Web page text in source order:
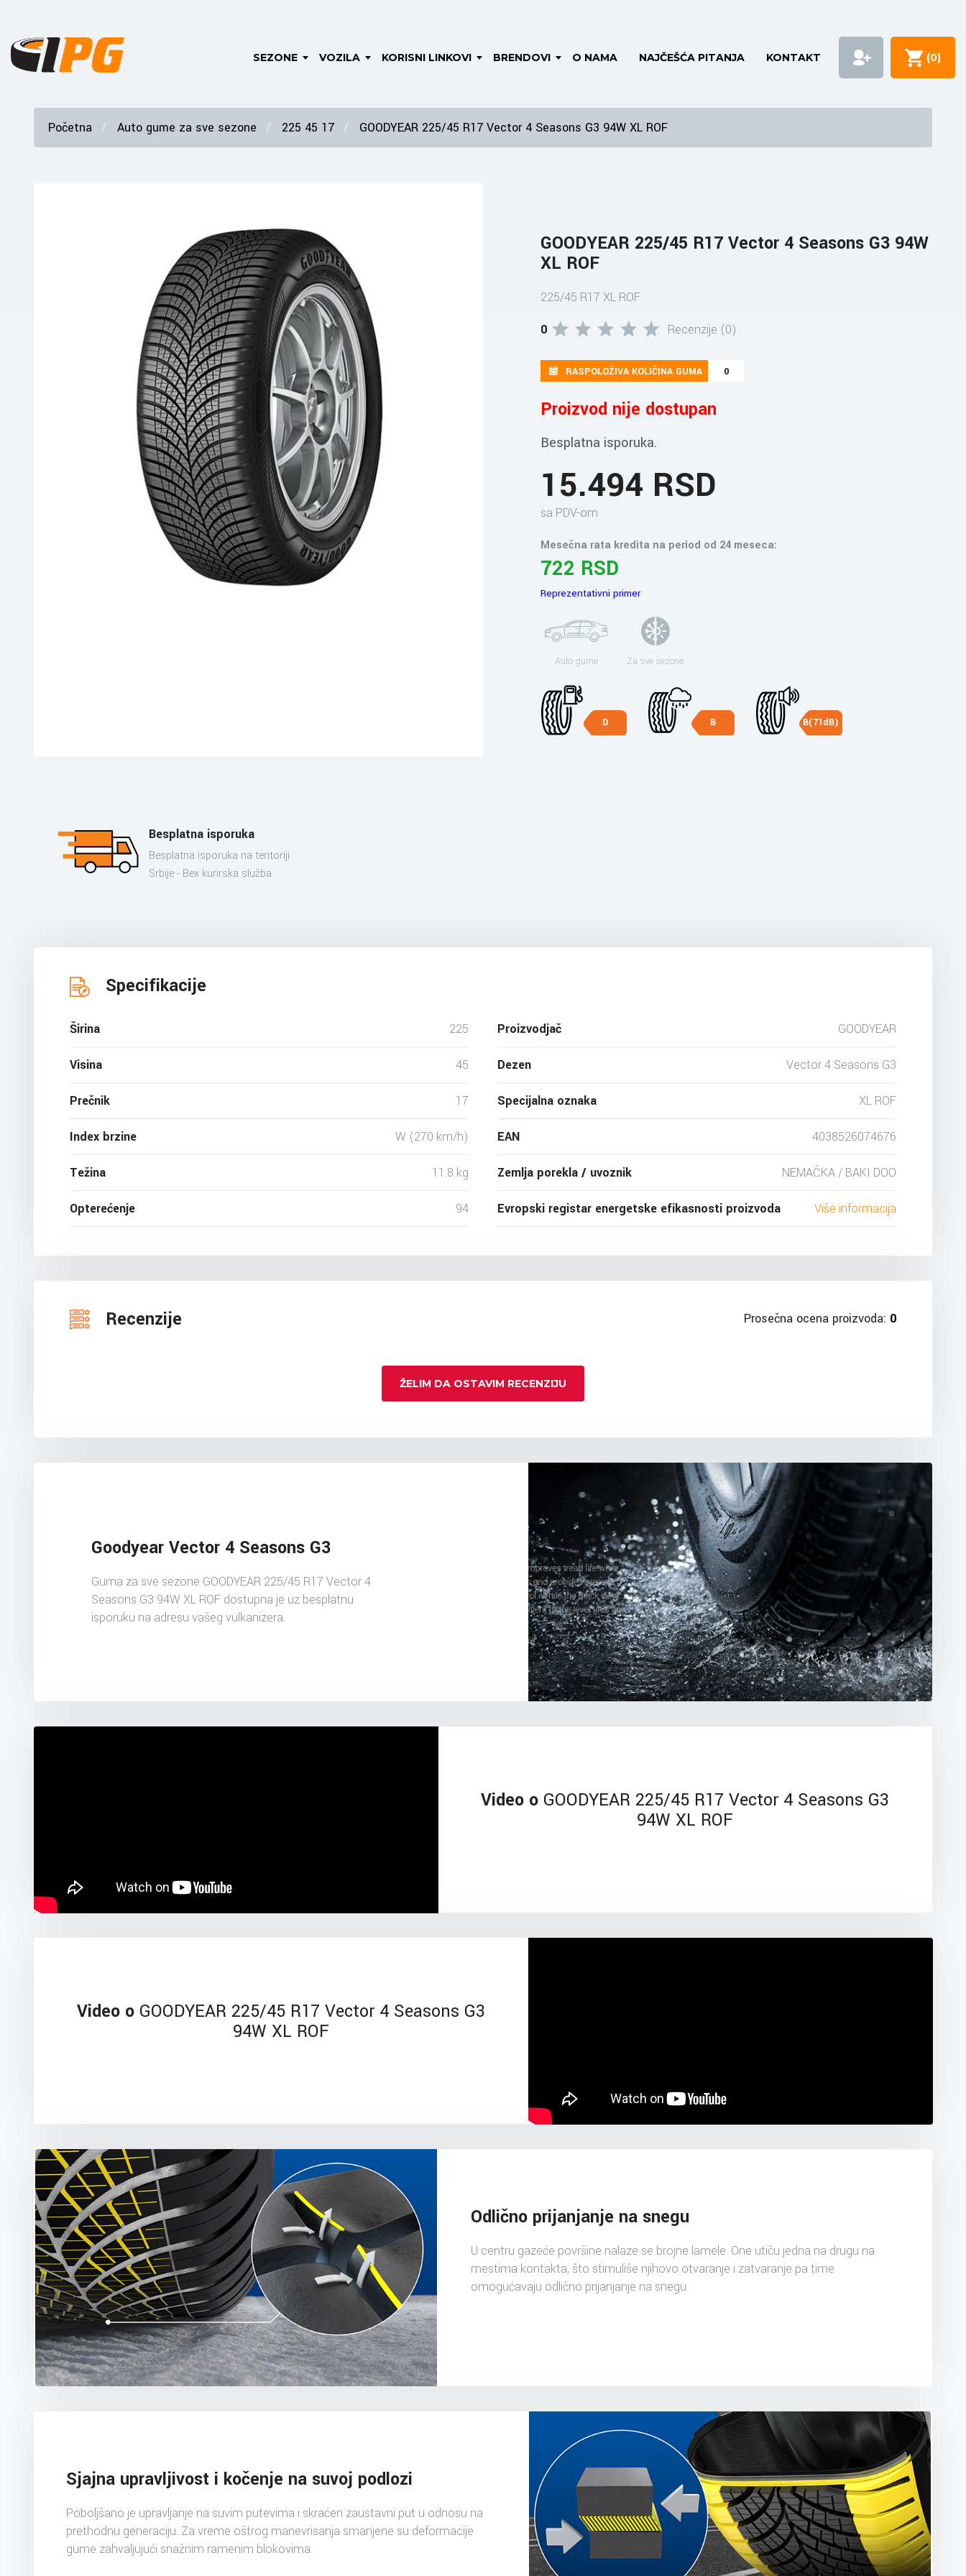
SEZONE VOZILA KORISNI LINKOVI BRENDOVI O NAMA NAJČEŠĆA PITANJA KONTAKT (0)
Početna Auto gume za sve sezone 225 45 17 GOODYEAR 225/45 R17 Vector 4 Seasons G3 94W XL ROF
GOODYEAR 225/45 R17 Vector 4 Seasons G3 94W
XL ROF
225/45 R17 XL ROF
0
Recenzije (0)
RASPOLOŽIVA KOLIČINA GUMA 0
Proizvod nije dostupan
Besplatna isporuka.
15.494 RSD
sa PDV-om
Mesečna rata kredita na period od 24 meseca:
722 RSD
Reprezentativni primer
Auto gume Za sve sezone
D B B(71dB)
Besplatna isporuka
Besplatna isporuka na teritoriji
Srbije - Bex kurirska služba
Specifikacije
Širina 225
Visina 45
Prečnik 17
Index brzine W (270 km/h)
Težina 11.8 kg
Opterećenje 94
Proizvodjač GOODYEAR
Dezen Vector 4 Seasons G3
Specijalna oznaka XL ROF
EAN 4038526074676
Zemlja porekla / uvoznik NEMAČKA / BAKI DOO
Evropski registar energetske efikasnosti proizvoda Više informacija
Recenzije Prosečna ocena proizvoda: 0
ŽELIM DA OSTAVIM RECENZIJU
Goodyear Vector 4 Seasons G3
Guma za sve sezone GOODYEAR 225/45 R17 Vector 4
Seasons G3 94W XL ROF dostupna je uz besplatnu
isporuku na adresu vašeg vulkanizera.
Video o GOODYEAR 225/45 R17 Vector 4 Seasons G3
94W XL ROF
Video o GOODYEAR 225/45 R17 Vector 4 Seasons G3
94W XL ROF
Odlično prijanjanje na snegu
U centru gazeće površine nalaze se brojne lamele. One utiču jedna na drugu na
mestima kontakta, što stimuliše njihovo otvaranje i zatvaranje pa time
omogućavaju odlično prijanjanje na snegu.
Sjajna upravljivost i kočenje na suvoj podlozi
Poboljšano je upravljanje na suvim putevima i skraćen zaustavni put u odnosu na
prethodnu generaciju. Za vreme oštrog manevrisanja smanjene su deformacije
gume zahvaljujući snažnim ramenim blokovima.